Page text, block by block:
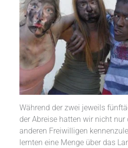
Während der zwei jeweils
der Abreise hatten wir nicht nur
anderen Freiwilligen
lernten eine Menge über das